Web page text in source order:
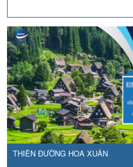
THIÊN ĐƯỜNG HOA XUÂN